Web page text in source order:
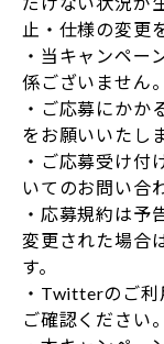
止・仕様の変更
・当キャンペ
係ございません。
・ご応募にかか
をお願いいたしま
・ご応募受け付
いてのお問い合
・応募規約は予
変更された場合
す。
・Twitterのご
ご確認ください。